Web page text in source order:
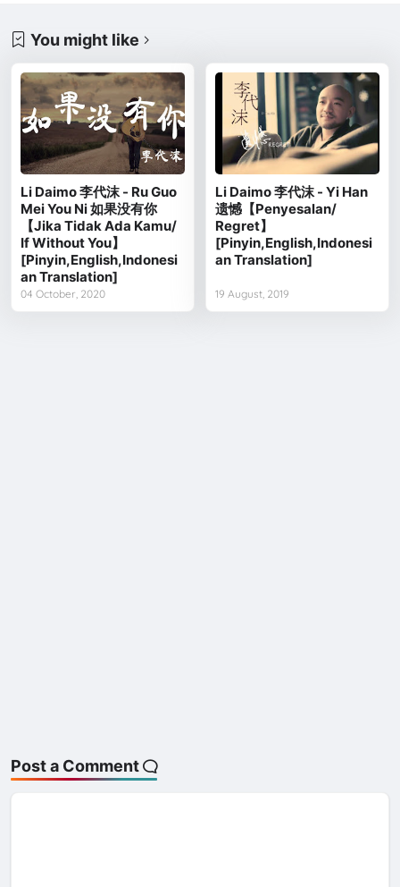
You might like
Li Daimo 李代沫 - Ru Guo
Mei You Ni 如果没有你
【Jika Tidak Ada Kamu/
If Without You】
[Pinyin,English,Indonesi
an Translation]
04 October, 2020
Li Daimo 李代沫 - Yi Han
遗憾【Penyesalan/
Regret】
[Pinyin,English,Indonesi
an Translation]
19 August, 2019
Post a Comment